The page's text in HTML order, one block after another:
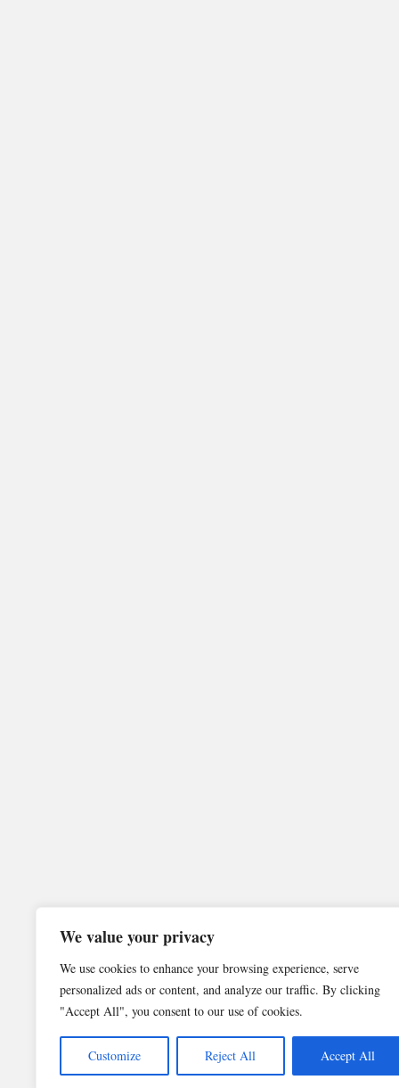
We value your privacy
We use cookies to enhance your browsing experience, serve
personalized ads or content, and analyze our traffic. By clicking
"Accept All", you consent to our use of cookies.
Customize Reject All Accept All